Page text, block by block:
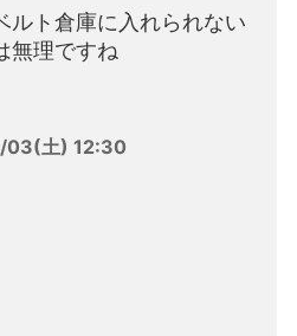
ルト倉庫に入れられない
無理ですね
03(土) 12:30